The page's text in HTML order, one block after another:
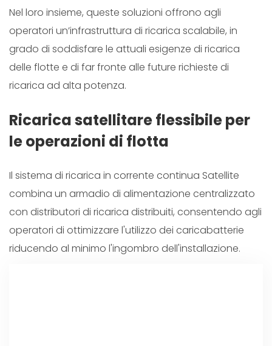
Nel loro insieme, queste soluzioni offrono agli
operatori un’infrastruttura di ricarica scalabile, in
grado di soddisfare le attuali esigenze di ricarica
delle flotte e di far fronte alle future richieste di
ricarica ad alta potenza.
Ricarica satellitare flessibile per
le operazioni di flotta
Il sistema di ricarica in corrente continua Satellite
combina un armadio di alimentazione centralizzato
con distributori di ricarica distribuiti, consentendo agli
operatori di ottimizzare l'utilizzo dei caricabatterie
riducendo al minimo l'ingombro dell'installazione.